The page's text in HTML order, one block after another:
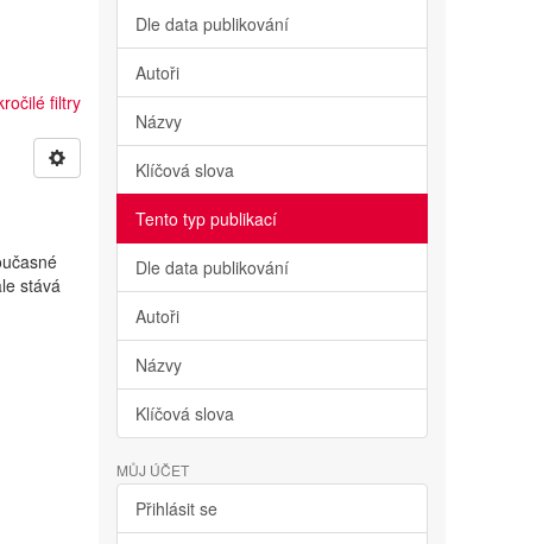
filtry
stává
Dle data publikování
Autoři
Názvy
Klíčová slova
Tento typ publikací
Dle data publikování
Autoři
Názvy
Klíčová slova
MŮJ ÚČET
Přihlásit se